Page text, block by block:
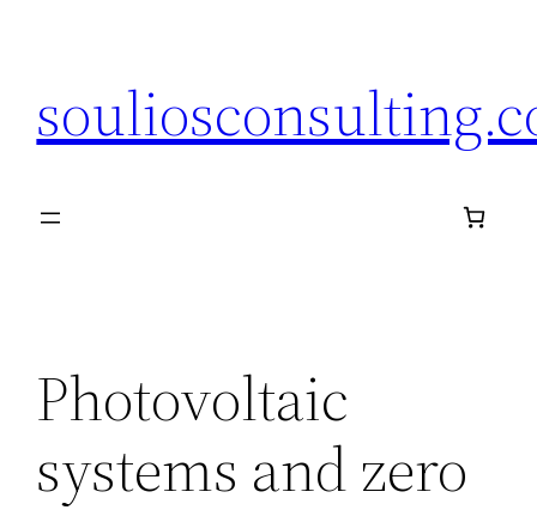
περιεχόμενο
Photovoltaic
systems and zero